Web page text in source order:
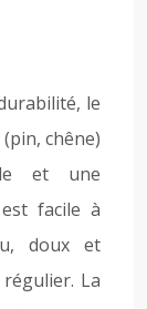
le
chêne)
et une
facile à
doux et
La